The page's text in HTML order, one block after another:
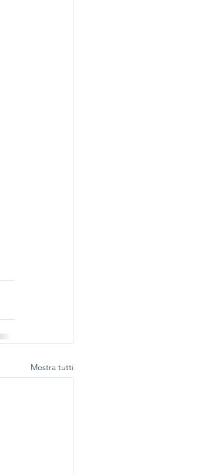
Mostra tutti